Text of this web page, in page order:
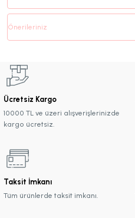
Önerileriniz
Ücretsiz Kargo
10000 TL ve üzeri alışverişlerinizde
kargo ücretsiz.
Taksit İmkanı
Tüm ürünlerde taksit imkanı.